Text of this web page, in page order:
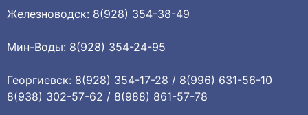
Железноводск: 8(928) 354-38-49
Мин-Воды: 8(928) 354-24-95
Георгиевск: 8(928) 354-17-28 / 8(996) 631-56-10
8(938) 302-57-62 / 8(988) 861-57-78